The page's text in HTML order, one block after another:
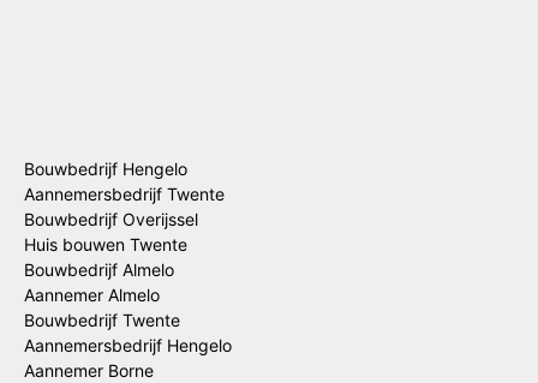
Bouwbedrijf Hengelo
Aannemersbedrijf Twente
Bouwbedrijf Overijssel
Huis bouwen Twente
Bouwbedrijf Almelo
Aannemer Almelo
Bouwbedrijf Twente
Aannemersbedrijf Hengelo
Aannemer Borne